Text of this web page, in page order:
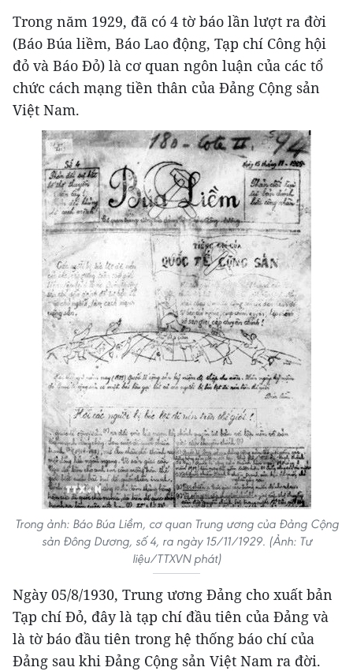
Trong năm 1929, đã có 4 tờ báo lần lượt ra đời
(Báo Búa liềm, Báo Lao động, Tạp chí Công hội
đỏ và Báo Đỏ) là cơ quan ngôn luận của các tổ
chức cách mạng tiền thân của Đảng Cộng sản
Việt Nam.
Trong ảnh: Báo Búa Liềm, cơ quan Trung ương của Đảng Cộng
sản Đông Dương, số 4, ra ngày 15/11/1929. (Ảnh: Tư
liệu/TTXVN phát)
Ngày 05/8/1930, Trung ương Đảng cho xuất bản
Tạp chí Đỏ, đây là tạp chí đầu tiên của Đảng và
là tờ báo đầu tiên trong hệ thống báo chí của
Đảng sau khi Đảng Cộng sản Việt Nam ra đời.